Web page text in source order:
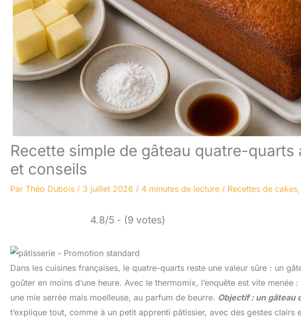
Recette simple de gâteau quatre-
et conseils
Par Théo Dubois / 3 juillet 2026 / 4 minutes de lecture / Recettes de cakes,
4.8/5 - (9 votes)
Dans les cuisines françaises, le quatre-quarts reste une valeur sûre : un
goûter en moins d’une heure. Avec le thermomix, l’enquête est vite
une mie serrée mais moelleuse, au parfum de beurre. Objectif : un gâteau
t’explique tout, comme à un petit apprenti pâtissier, avec des gestes clairs